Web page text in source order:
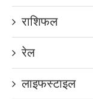
राशिफल
रेल
लाइफस्टाइल